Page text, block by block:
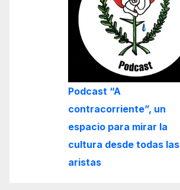
Podcast “A
contracorriente”, un
espacio para mirar la
cultura desde todas las
aristas